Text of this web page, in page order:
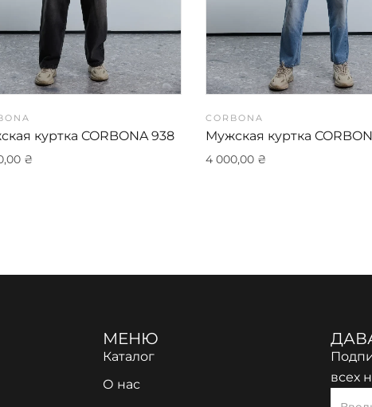
куртка CORBONA 938
₴
CORBONA
Мужская куртка
4 000,00 ₴
МЕНЮ
Каталог
О нас
всех